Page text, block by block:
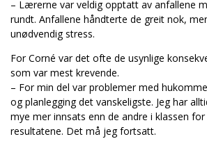
– Lærerne var veldig opptatt av anfallene
rundt. Anfallene håndterte de greit nok,
unødvendig stress.
For Corné var det ofte de usynlige
som var mest krevende.
– For min del var problemer med
og planlegging det vanskeligste. Jeg har
mye mer innsats enn de andre i klassen
resultatene. Det må jeg fortsatt.